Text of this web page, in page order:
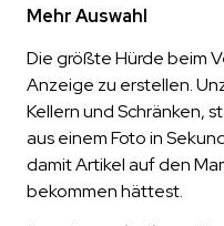
Mehr Auswahl
Die größte Hürde beim
Anzeige zu erstellen.
Kellern und Schränken,
aus einem Foto in
damit Artikel auf den
bekommen hättest.